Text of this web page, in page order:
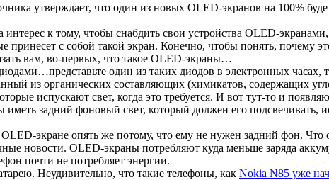
утверждает, что один из новых OLED-экранов на 100%
к тому, чтобы снабдить свои устройства OLED-
с собой такой экран. Конечно, чтобы понять, почему
вам, во-первых, что такое OLED-экраны…
один из таких диодов в электронных часах,
из органических составляющих (химикатов, содержащих
испускают свет, когда это требуется. И вот тут-то и
задний фоновый свет, который должен его подсвечивать,
экране опять же потому, что ему не нужен задний фон. Что
новости. OLED-экраны потребляют куда меньше заряда
почти не потребляет энергии.
Неудивительно, что такие телефоны, как Nokia N85 уже